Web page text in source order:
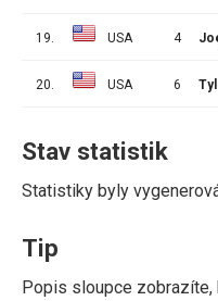
19. USA 4
20. USA 6
Stav statistik
Statistiky byly
Tip
Popis sloupce zobrazíte,